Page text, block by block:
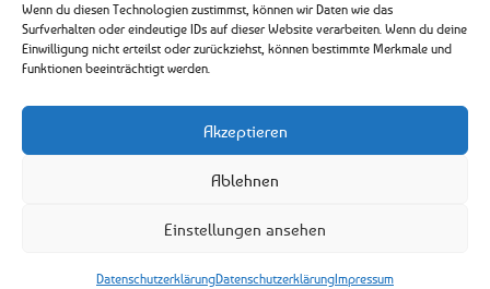
Wenn du diesen Technologien zustimmst, können wir Daten wie das
Surfverhalten oder eindeutige IDs auf dieser Website verarbeiten. Wenn du deine
Einwilligung nicht erteilst oder zurückziehst, können bestimmte Merkmale und
Funktionen beeinträchtigt werden.
Akzeptieren
Ablehnen
Einstellungen ansehen
DatenschutzerklärungDatenschutzerklärungImpressum
Impressum
Datenschutzerklärung
© mypunks.de